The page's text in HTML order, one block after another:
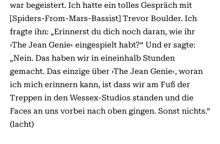
war begeistert. Ich hatte ein tolles Gespräch mit
[Spiders-From-Mars-Bassist] Trevor Boulder. Ich
fragte ihn: „Erinnerst du dich noch daran, wie ihr
›The Jean Genie‹ eingespielt habt?“ Und er sagte:
„Nein. Das haben wir in eineinhalb Stunden
gemacht. Das einzige über ›The Jean Genie‹, woran
ich mich erinnern kann, ist dass wir am Fuß der
Treppen in den Wessex-Studios standen und die
Faces an uns vorbei nach oben gingen. Sonst nichts.“
(lacht)